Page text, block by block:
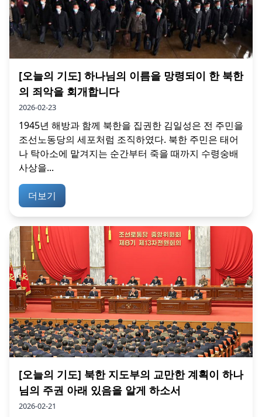
[오늘의 기도] 하나님의 이름을 망령되이 한 북한
의 죄악을 회개합니다
2026-02-23
1945년 해방과 함께 북한을 집권한 김일성은 전 주민을
조선노동당의 세포처럼 조직하였다. 북한 주민은 태어
나 탁아소에 맡겨지는 순간부터 죽을 때까지 수령숭배
사상을...
더보기
[오늘의 기도] 북한 지도부의 교만한 계획이 하나
님의 주권 아래 있음을 알게 하소서
2026-02-21